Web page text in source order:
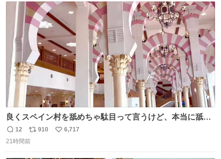
ト
数
良くスペイン村を舐めちゃ駄目って言うけど、本当に舐め
ちゃ行けないのはスペィン村ホテル🏛🏨 だってロビーから
中庭抜けるだけでこの有様🤩 ディズニーホテル泊まってる
返
信
12
リ
ポ
910
い
6,717
21時間前